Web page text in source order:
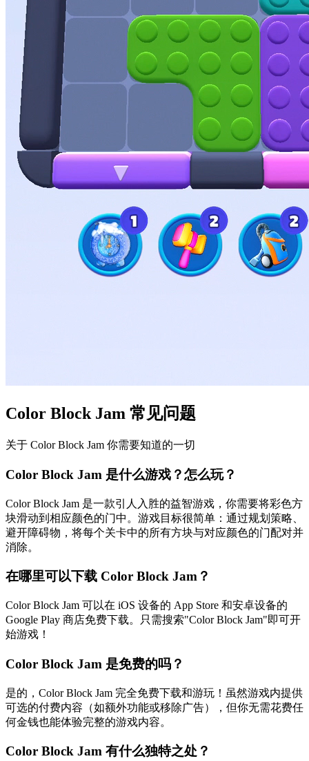
Color Block Jam 常见问题
关于 Color Block Jam 你需要知道的一切
Color Block Jam 是什么游戏？怎么玩？
Color Block Jam 是一款引人入胜的益智游戏，你需要将彩色方
块滑动到相应颜色的门中。游戏目标很简单：通过规划策略、
避开障碍物，将每个关卡中的所有方块与对应颜色的门配对并
消除。
在哪里可以下载 Color Block Jam？
Color Block Jam 可以在 iOS 设备的 App Store 和安卓设备的
Google Play 商店免费下载。只需搜索"Color Block Jam"即可开
始游戏！
Color Block Jam 是免费的吗？
是的，Color Block Jam 完全免费下载和游玩！虽然游戏内提供
可选的付费内容（如额外功能或移除广告），但你无需花费任
何金钱也能体验完整的游戏内容。
Color Block Jam 有什么独特之处？